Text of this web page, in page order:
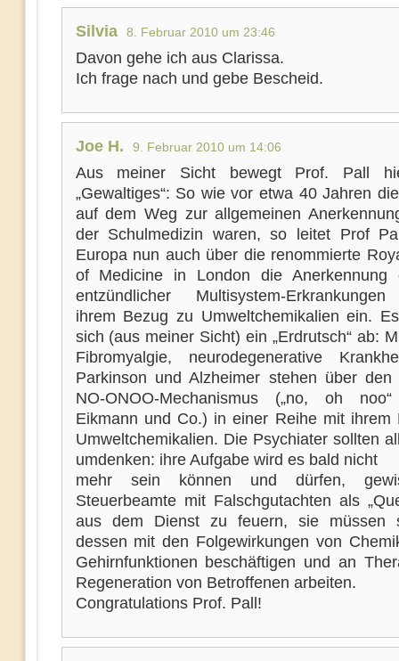
Silvia 8. Februar 2010 um 23:46
Davon gehe ich aus Clarissa.
Ich frage nach und gebe Bescheid.
Joe H. 9. Februar 2010 um 14:06
Aus meiner Sicht bewegt Prof. Pall
„Gewaltiges“: So wie vor etwa 40 Jahren
auf dem Weg zur allgemeinen
der Schulmedizin waren, so leitet Prof
Europa nun auch über die renommierte
of Medicine in London die Anerkennung
entzündlicher Multisystem-
ihrem Bezug zu Umweltchemikalien ein.
sich (aus meiner Sicht) ein „Erdrutsch“ ab:
Fibromyalgie, neurodegenerative
Parkinson und Alzheimer stehen über den
NO-ONOO-Mechanismus („no, oh
Eikmann und Co.) in einer Reihe mit ihrem
Umweltchemikalien. Die Psychiater sollten
umdenken: ihre Aufgabe wird es bald nicht
mehr sein können und dürfen,
Steuerbeamte mit Falschgutachten als
aus dem Dienst zu feuern, sie müssen
dessen mit den Folgewirkungen von
Gehirnfunktionen beschäftigen und an
Regeneration von Betroffenen arbeiten.
Congratulations Prof. Pall!